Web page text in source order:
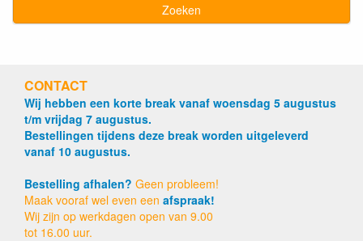
Zoeken
CONTACT
Wij hebben een korte break vanaf woensdag 5 augustus
t/m vrijdag 7 augustus.
Bestellingen tijdens deze break worden uitgeleverd
vanaf 10 augustus.
Bestelling afhalen? Geen probleem!
Maak vooraf wel even een afspraak!
Wij zijn op werkdagen open van 9.00
tot 16.00 uur.